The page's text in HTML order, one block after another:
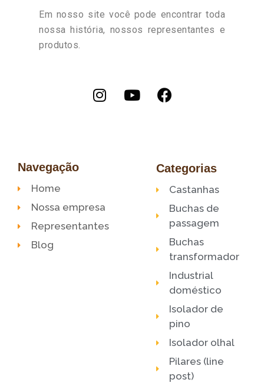
Em nosso site você pode encontrar toda
nossa história, nossos representantes e
produtos.
Navegação Categorias
Home
Nossa empresa
Representantes
Blog
Castanhas
Buchas de
passagem
Buchas
transformador
Industrial
doméstico
Isolador de
pino
Isolador olhal
Pilares (line
post)